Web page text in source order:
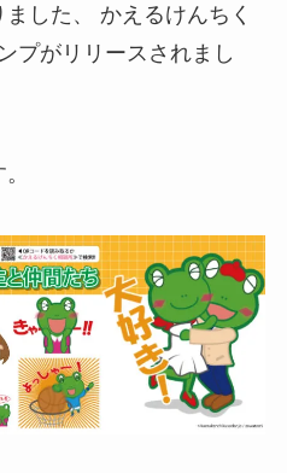
した、 かえるけんちく
プがリリースされまし